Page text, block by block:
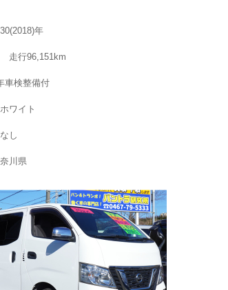
年
走行96,151km
車検整備付
ワイト
し
川県